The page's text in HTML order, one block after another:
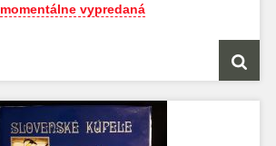
momentálne vypredaná